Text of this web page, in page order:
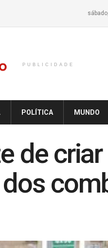
PUBLICIDADE
POLÍTICA MUNDO
de